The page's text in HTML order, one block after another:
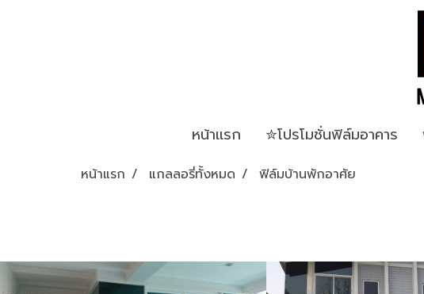
หน้าเเรก ✮โปรโมชั่นฟิล์มอาคาร
หน้าแรก แกลลอรี่ทั้งหมด ฟิล์มบ้านพักอาศัย